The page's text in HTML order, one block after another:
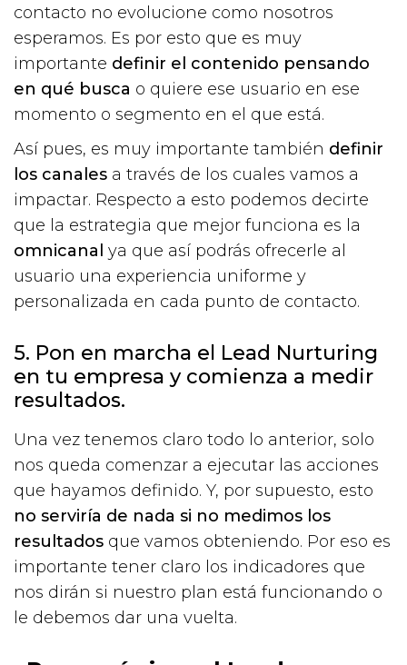
contacto no evolucione como nosotros
esperamos. Es por esto que es muy
importante definir el contenido pensando
en qué busca o quiere ese usuario en ese
momento o segmento en el que está.
Así pues, es muy importante también definir
los canales a través de los cuales vamos a
impactar. Respecto a esto podemos decirte
que la estrategia que mejor funciona es la
omnicanal ya que así podrás ofrecerle al
usuario una experiencia uniforme y
personalizada en cada punto de contacto.
5. Pon en marcha el Lead Nurturing
en tu empresa y comienza a medir
resultados.
Una vez tenemos claro todo lo anterior, solo
nos queda comenzar a ejecutar las acciones
que hayamos definido. Y, por supuesto, esto
no serviría de nada si no medimos los
resultados que vamos obteniendo. Por eso es
importante tener claro los indicadores que
nos dirán si nuestro plan está funcionando o
le debemos dar una vuelta.